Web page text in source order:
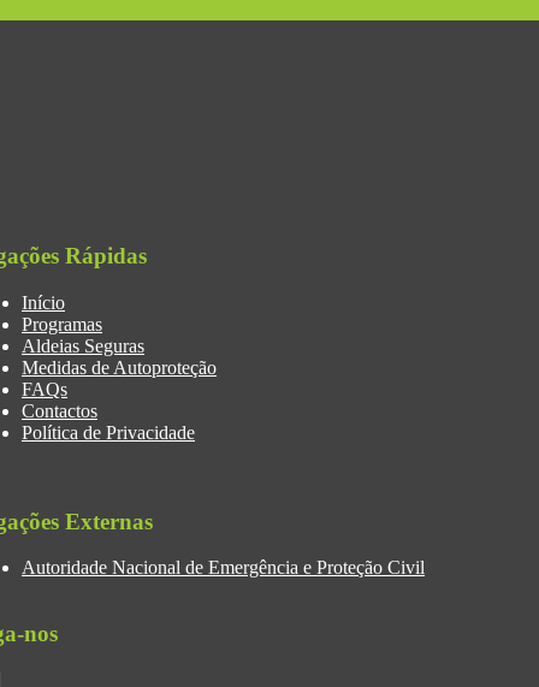
Rápidas
Início
Programas
Aldeias Seguras
Medidas de Autoproteção
FAQs
Contactos
Política de Privacidade
Externas
Autoridade Nacional de Emergência e Proteção Civil
nos